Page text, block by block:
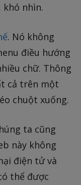
khó nhìn.
. Nó không
điều hướng
chữ. Thông
cả trên một
chuột xuống.
ta cũng
này không
điện tử và
thể được